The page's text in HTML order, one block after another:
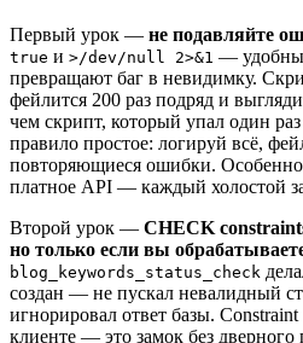
Первый урок — не подавляйте
true и >/dev/null 2>&1 —
превращают баг в невидимку.
фейлится 200 раз подряд и
чем скрипт, который упал один
правило простое: логируй всё,
повторяющиеся ошибки. Особенно
платное API — каждый холостой
Второй урок — CHECK
но только если вы
blog_keywords_status_check
создан — не пускал невалидный
игнорировал ответ базы.
клиенте — это замок без